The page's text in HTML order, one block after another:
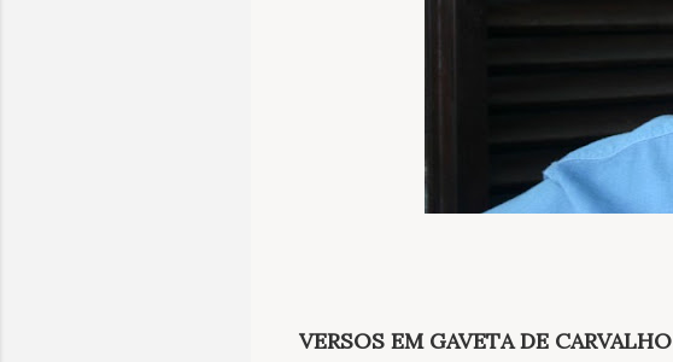
VERSOS EM GAVETA DE CARVALHO